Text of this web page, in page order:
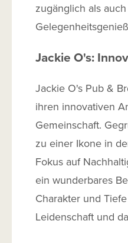
zugänglich als
Jackie O's:
Jackie O's Pub &
ihren innovativen
Gemeinschaft.
zu einer Ikone in
Fokus auf
ein wunderbares
Charakter und
Leidenschaft und